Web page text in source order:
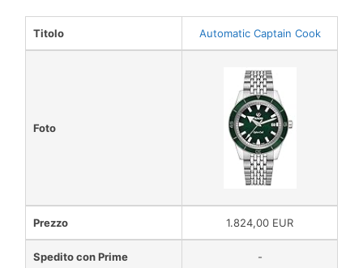
Titolo Automatic Captain Cook
Foto
Prezzo 1.824,00 EUR
Spedito con Prime -